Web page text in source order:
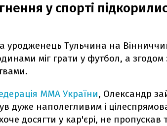
у спорті
уродженець Тульчина на
міг грати у футбол, а згодом
ММА України, Олександр
дуже наполегливим і
досягти у кар'єрі, не пропускав